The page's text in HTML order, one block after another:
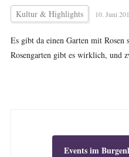
Kultur & Highlights 10. Juni
Es gibt da einen Garten mit
Rosengarten gibt es wirklich, und
Events im